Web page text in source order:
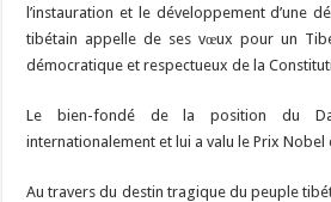
l’instauration et le développement d’une
tibétain appelle de ses vœux pour un
démocratique et respectueux de la
Le bien-fondé de la position du
internationalement et lui a valu le Prix Nobel
Au travers du destin tragique du peuple